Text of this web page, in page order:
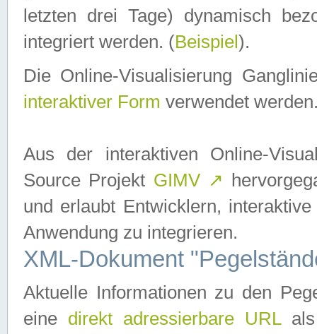
letzten drei Tage) dynamisch
integriert werden. (Beispiel ).
Die Online-Visualisierung
interaktiver Form verwendet
Aus der interaktiven Online-
Source Projekt GIMV ↗
und erlaubt Entwicklern,
Anwendung zu integrieren.
XML-Dokument
Aktuelle Informationen zu den
eine direkt adressierbare URLals